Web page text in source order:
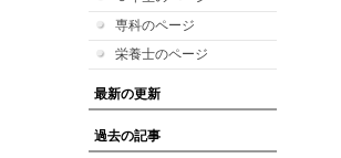
専科のページ
栄養士のページ
最新の更新
過去の記事